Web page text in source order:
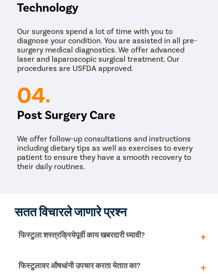
Technology
Our surgeons spend a lot of time with you to
diagnose your condition. You are assisted in all pre-
surgery medical diagnostics. We offer advanced
laser and laparoscopic surgical treatment. Our
procedures are USFDA approved.
04.
Post Surgery Care
We offer follow-up consultations and instructions
including dietary tips as well as exercises to every
patient to ensure they have a smooth recovery to
their daily routines.
सतत विचारले जाणारे प्रश्न
फिस्टुला शस्त्रक्रियेपूर्वी काय खबरदारी घ्यावी?
सामान्यतः, जेव्हा तुम्ही फिस्टुला सर्जनशी समस्येबद्दल चर्चा करता तेव्हा
तो तुम्हाला सावधगिरीची माहिती देतो. सावधगिरींमध्ये शस्त्रक्रियेपूर्वी
फिस्टुलावर औषधांनी उपचार करता येतात का?